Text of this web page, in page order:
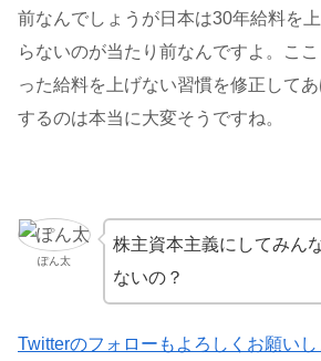
前なんでしょうが日本は30年給料を
らないのが当たり前なんですよ。こ
った給料を上げない習慣を修正して
するのは本当に大変そうですね。
ぽん太
株主資本主義にしてみん
ないの？
Twitterのフォローもよろしくお願いし